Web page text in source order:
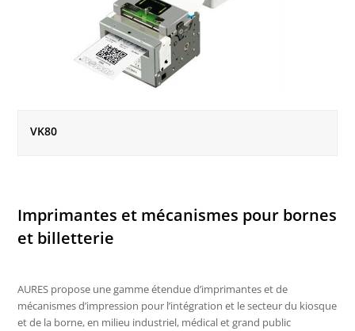
VK80
Imprimantes et mécanismes pour bornes
et billetterie
AURES propose une gamme étendue d’imprimantes et de
mécanismes d’impression pour l’intégration et le secteur du kiosque
et de la borne, en milieu industriel, médical et grand public